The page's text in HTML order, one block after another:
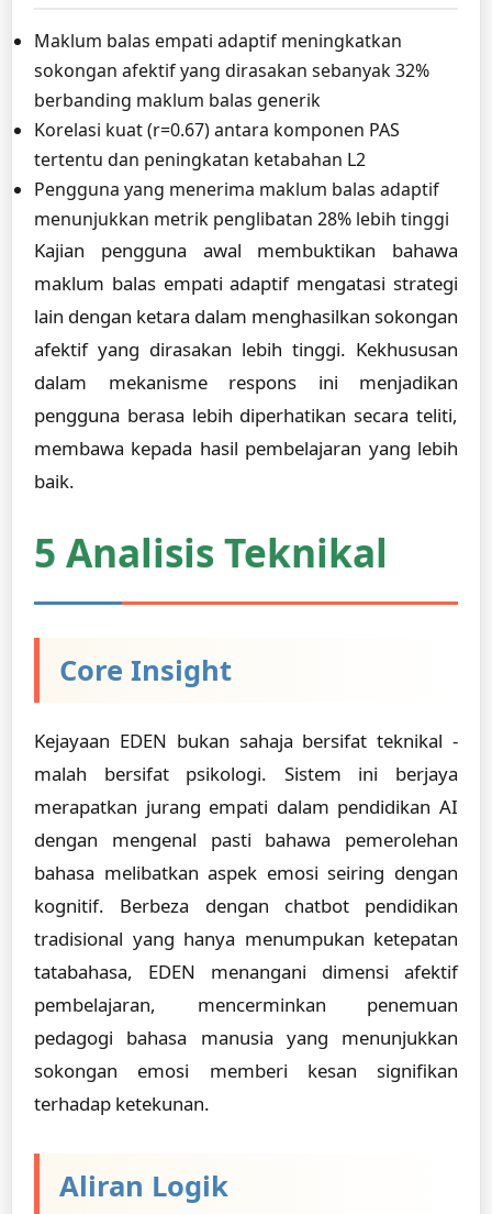
Maklum balas empati adaptif meningkatkan
sokongan afektif yang dirasakan sebanyak 32%
berbanding maklum balas generik
Korelasi kuat (r=0.67) antara komponen PAS
tertentu dan peningkatan ketabahan L2
Pengguna yang menerima maklum balas adaptif
menunjukkan metrik penglibatan 28% lebih tinggi
Kajian pengguna awal membuktikan bahawa
maklum balas empati adaptif mengatasi strategi
lain dengan ketara dalam menghasilkan sokongan
afektif yang dirasakan lebih tinggi. Kekhususan
dalam mekanisme respons ini menjadikan
pengguna berasa lebih diperhatikan secara teliti,
membawa kepada hasil pembelajaran yang lebih
baik.
5 Analisis Teknikal
Core Insight
Kejayaan EDEN bukan sahaja bersifat teknikal -
malah bersifat psikologi. Sistem ini berjaya
merapatkan jurang empati dalam pendidikan AI
dengan mengenal pasti bahawa pemerolehan
bahasa melibatkan aspek emosi seiring dengan
kognitif. Berbeza dengan chatbot pendidikan
tradisional yang hanya menumpukan ketepatan
tatabahasa, EDEN menangani dimensi afektif
pembelajaran, mencerminkan penemuan
pedagogi bahasa manusia yang menunjukkan
sokongan emosi memberi kesan signifikan
terhadap ketekunan.
Aliran Logik